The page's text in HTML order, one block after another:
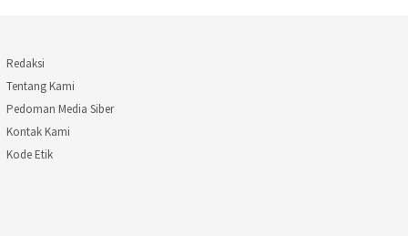
Redaksi
Tentang Kami
Pedoman Media Siber
Kontak Kami
Kode Etik